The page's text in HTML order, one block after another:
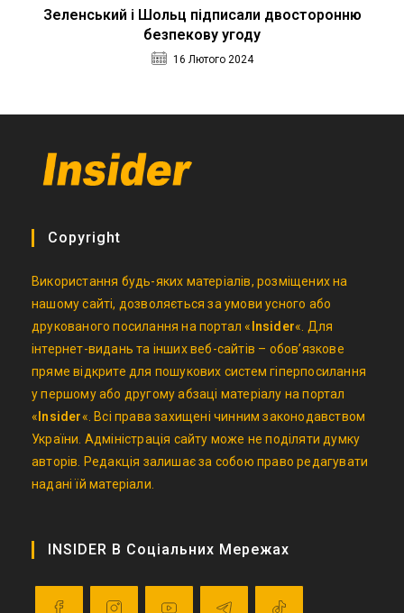
Зеленський і Шольц підписали двосторонню
безпекову угоду
16 Лютого 2024
Copyright
Використання будь-яких матеріалів, розміщених на
нашому сайті, дозволяється за умови усного або
друкованого посилання на портал « Insider«. Для
інтернет-видань та інших веб-сайтів – обов’язкове
пряме відкрите для пошукових систем гіперпосилання
у першому або другому абзаці матеріалу на портал
« Insider«. Всі права захищені чинним законодавством
України. Адміністрація сайту може не поділяти думку
авторів. Редакція залишає за собою право редагувати
надані їй матеріали.
INSIDER В Соціальних Мережах